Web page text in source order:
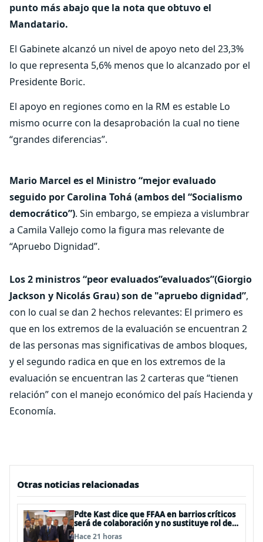
punto más abajo que la nota que obtuvo el
Mandatario.
El Gabinete alcanzó un nivel de apoyo neto del 23,3%
lo que representa 5,6% menos que lo alcanzado por el
Presidente Boric.
El apoyo en regiones como en la RM es estable Lo
mismo ocurre con la desaprobación la cual no tiene
“grandes diferencias”.
Mario Marcel es el Ministro “mejor evaluado
seguido por Carolina Tohá (ambos del “Socialismo
democrático”). Sin embargo, se empieza a vislumbrar
a Camila Vallejo como la figura mas relevante de
“Apruebo Dignidad”.
Los 2 ministros “peor evaluados”evaluados”(Giorgio
Jackson y Nicolás Grau) son de "apruebo dignidad”,
con lo cual se dan 2 hechos relevantes: El primero es
que en los extremos de la evaluación se encuentran 2
de las personas mas significativas de ambos bloques,
y el segundo radica en que en los extremos de la
evaluación se encuentran las 2 carteras que “tienen
relación” con el manejo económico del país Hacienda y
Economía.
Otras noticias relacionadas
Pdte Kast dice que FFAA en barrios críticos
será de colaboración y no sustituye rol de
policías en control del orden público
Hace 21 horas